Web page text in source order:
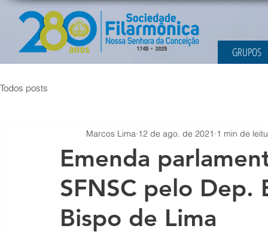
GRUPOS
Todos posts
Emenda
SFNSC pelo Dep.
Bispo de Lima
Marcos Lima 12 de ago. de 2021 1 min de